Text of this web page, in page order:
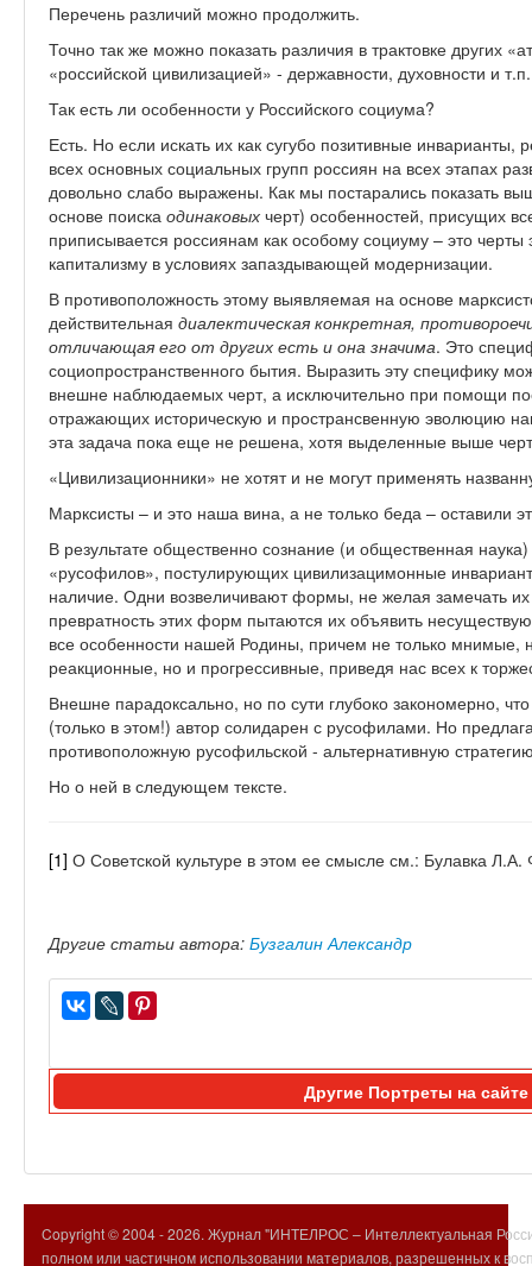
Перечень различий можно продолжить.
Точно так же можно показать различия в трактовке других
«российской цивилизацией» - державности, духовности и т.п.
Так есть ли особенности у Российского социума?
Есть. Но если искать их как сугубо позитивные
всех основных социальных групп россиян на всех этапах
довольно слабо выражены. Как мы постарались показать
основе поиска одинаковых черт) особенностей, присущих
приписывается россиянам как особому социуму – это
капитализму в условиях запаздывающей модернизации.
В противоположность этому выявляемая на основе
действительная диалектическая конкретная,
отличающая его от других есть и она значима. Это
социопространственного бытия. Выразить эту специфику
внешне наблюдаемых черт, а исключительно при помощи
отражающих историческую и пространсвенную эволюцию
эта задача пока еще не решена, хотя выделенные выше
«Цивилизационники» не хотят и не могут применять
Марксисты – и это наша вина, а не только беда – оставили
В результате общественно сознание (и общественная
«русофилов», постулирующих цивилизацимонные
наличие. Одни возвеличивают формы, не желая замечать их
превратность этих форм пытаются их объявить
все особенности нашей Родины, причем не только мнимые,
реакционные, но и прогрессивные, приведя нас всех к
Внешне парадоксально, но по сути глубоко закономерно,
(только в этом!) автор солидарен с русофилами. Но
противоположную русофильской - альтернативную
Но о ней в следующем тексте.
[1] О Советской культуре в этом ее смысле см.: Булавка
Другие статьи автора: Бузгалин Александр
Другие Портреты на
Copyright © 2004 -2026. Журнал "ИНТЕЛРОС – Интеллектуальная
полном или частичном использовании материалов, разрешенных к